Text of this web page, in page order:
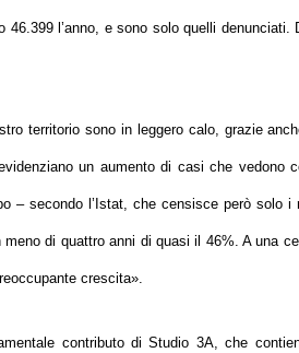
l’anno, e sono solo quelli denunciati.
territorio sono in leggero calo, grazie
un aumento di casi che vedono
– secondo l’Istat, che censisce però solo i
di quattro anni di quasi il 46%. A una
crescita».
contributo di Studio 3A, che